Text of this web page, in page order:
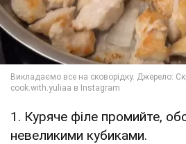
1. Куряче філе промийте,
невеликими кубиками.